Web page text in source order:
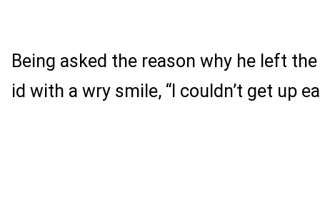
Being asked the reason why he left
id with a wry smile, “I couldn’t get up